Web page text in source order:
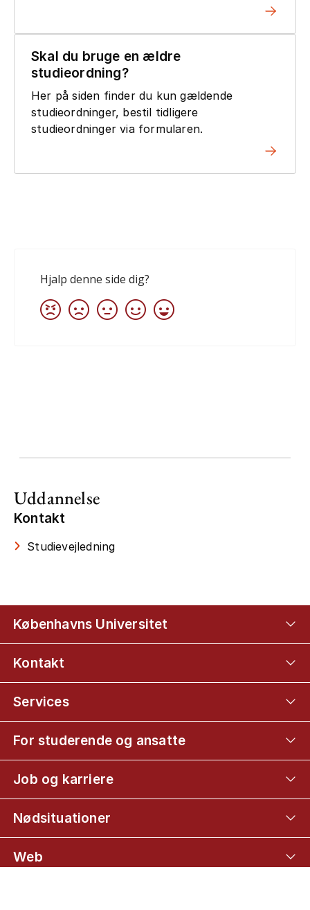
Skal du bruge en ældre
studieordning?
Her på siden finder du kun gældende
studieordninger, bestil tidligere
studieordninger via formularen.
Uddannelse
Kontakt
Studievejledning
Københavns Universitet
Kontakt
Services
For studerende og ansatte
Job og karriere
Nødsituationer
Web